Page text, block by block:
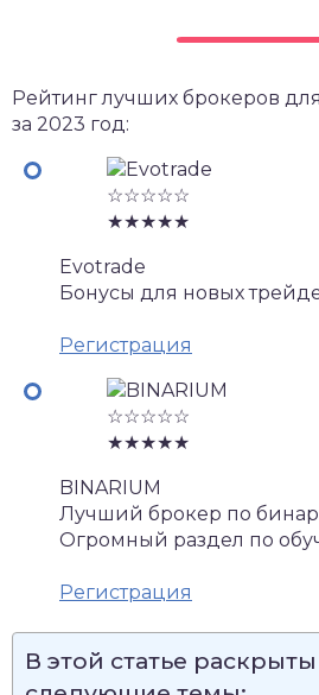
Рейтинг лучших брокеров
за 2023 год:
☆☆☆☆☆
★★★★★
Evotrade
Бонусы для новых
Регистрация
☆☆☆☆☆
★★★★★
BINARIUM
Лучший брокер по
Огромный раздел по
Регистрация
В этой статье раскрыты